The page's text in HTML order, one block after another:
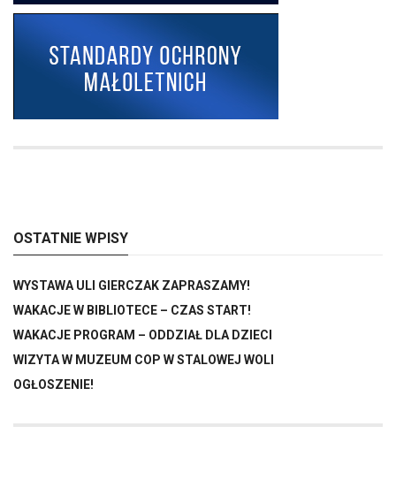
OSTATNIE WPISY
WYSTAWA ULI GIERCZAK ZAPRASZAMY!
WAKACJE W BIBLIOTECE – CZAS START!
WAKACJE PROGRAM – ODDZIAŁ DLA DZIECI
WIZYTA W MUZEUM COP W STALOWEJ WOLI
OGŁOSZENIE!